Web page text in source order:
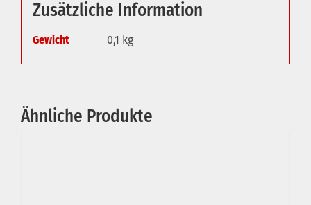
Zusätzliche Information
Gewicht 0,1 kg
Ähnliche Produkte